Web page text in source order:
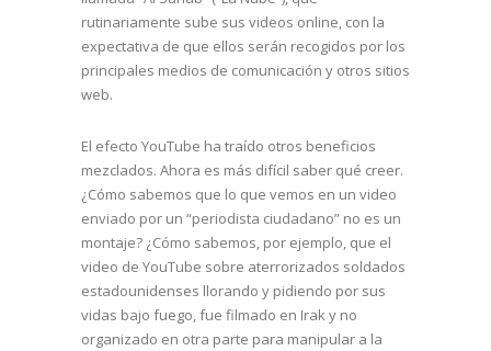
rutinariamente sube sus videos online, con la
expectativa de que ellos serán recogidos por los
principales medios de comunicación y otros sitios
web.
El efecto YouTube ha traído otros beneficios
mezclados. Ahora es más difícil saber qué creer.
¿Cómo sabemos que lo que vemos en un video
enviado por un “periodista ciudadano” no es un
montaje? ¿Cómo sabemos, por ejemplo, que el
video de YouTube sobre aterrorizados soldados
estadounidenses llorando y pidiendo por sus
vidas bajo fuego, fue filmado en Irak y no
organizado en otra parte para manipular a la